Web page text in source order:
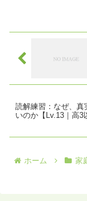
読解練習：なぜ、真
いのか【Lv.13｜高3
ホーム 家